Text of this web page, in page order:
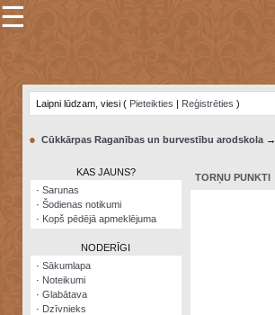
×
Šodienas
notikumi
Visatcera
almanahs
☰
Laipni lūdzam, viesi ( Pieteikties | Reģistrēties )
● Cūkkārpas Raganības un burvestību arodskola→
KAS JAUNS?
· Sarunas
· Šodienas notikumi
· Kopš pēdējā apmeklējuma
NODERĪGI
· Sākumlapa
· Noteikumi
· Glabātava
· Dzīvnieks
TORŅU PUNKTI